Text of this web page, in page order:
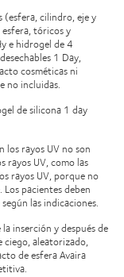
(esfera, cilindro, eje y
tóricos y
e hidrogel de 4
1 Day,
cosméticas ni
no incluidas.
de silicona 1 day
rayos UV no son
rayos UV, como las
rayos UV, porque no
pacientes deben
las indicaciones.
inserción y después de
ciego, aleatorizado,
de esfera Avaira